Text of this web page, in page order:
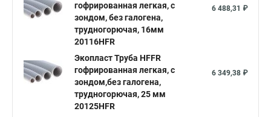
гофрированная легкая, с
зондом, без галогена,
трудногорючая, 16мм
20116HFR
6 488,31 ₽
Экопласт Труба HFFR
гофрированная легкая, с
зондом,без галогена,
трудногорючая, 25 мм
20125HFR
6 349,38 ₽